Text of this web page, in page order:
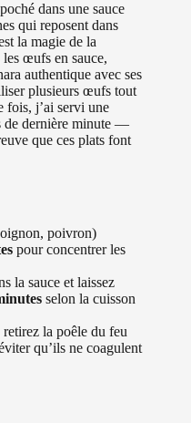
dans une sauce
qui reposent dans
la magie de la
œufs en sauce,
authentique avec ses
plusieurs œufs tout
fois, j’ai servi une
de dernière minute —
que ces plats font
poivron)
pour concentrer les
la sauce et laissez
selon la cuisson
retirez la poêle du feu
qu’ils ne coagulent